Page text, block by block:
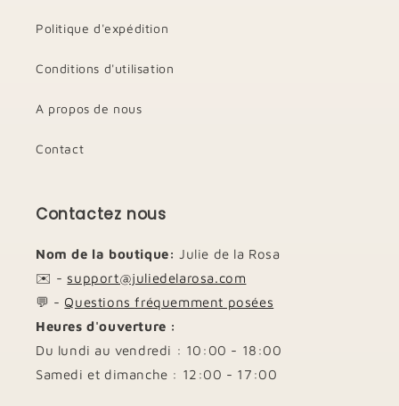
Politique d'expédition
Conditions d'utilisation
A propos de nous
Contact
Contactez nous
Nom de la boutique: Julie de la Rosa
✉️ - support@juliedelarosa.com
💬 - Questions fréquemment posées
Heures d'ouverture :
Du lundi au vendredi : 10:00 - 18:00
Samedi et dimanche : 12:00 - 17:00